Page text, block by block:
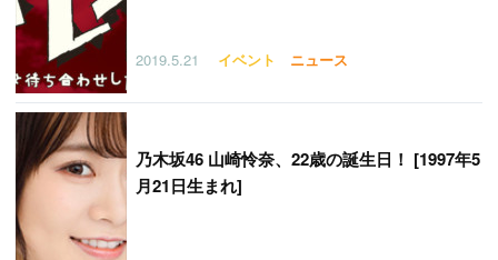
2019.5.21 イベント ニュース
乃木坂46 山崎怜奈、22歳の誕生日！ [1997年5
月21日生まれ]